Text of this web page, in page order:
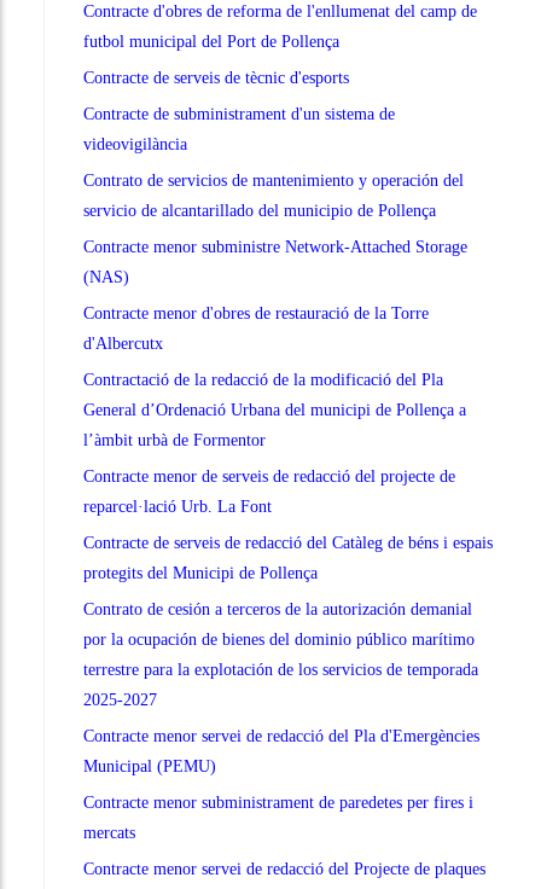
Contracte d'obres de reforma de l'enllumenat del camp de
futbol municipal del Port de Pollença
Contracte de serveis de tècnic d'esports
Contracte de subministrament d'un sistema de
videovigilància
Contrato de servicios de mantenimiento y operación del
servicio de alcantarillado del municipio de Pollença
Contracte menor subministre Network-Attached Storage
(NAS)
Contracte menor d'obres de restauració de la Torre
d'Albercutx
Contractació de la redacció de la modificació del Pla
General d’Ordenació Urbana del municipi de Pollença a
l’àmbit urbà de Formentor
Contracte menor de serveis de redacció del projecte de
reparcel·lació Urb. La Font
Contracte de serveis de redacció del Catàleg de béns i espais
protegits del Municipi de Pollença
Contrato de cesión a terceros de la autorización demanial
por la ocupación de bienes del dominio público marítimo
terrestre para la explotación de los servicios de temporada
2025-2027
Contracte menor servei de redacció del Pla d'Emergències
Municipal (PEMU)
Contracte menor subministrament de paredetes per fires i
mercats
Contracte menor servei de redacció del Projecte de plaques